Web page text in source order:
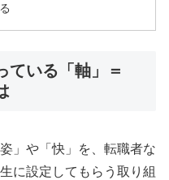
ている「軸」＝
」や「快」を、転職者な
に設定してもらう取り組